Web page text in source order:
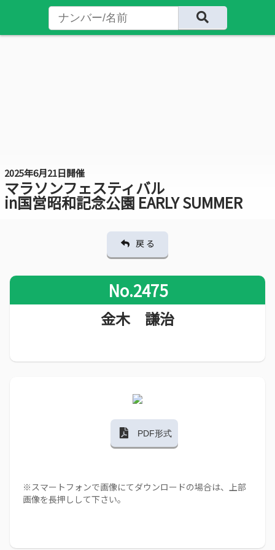
2025年6月21日開催
マラソンフェスティバル
in国営昭和記念公園 EARLY SUMMER
戻 る
No.2475
金木 謙治
PDF形式
※スマートフォンで画像にてダウンロードの場合は、上部
画像を長押しして下さい。